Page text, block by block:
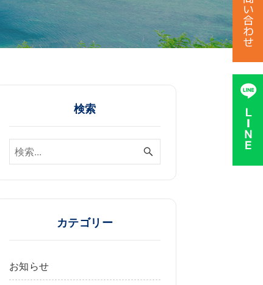
検索
カテゴリー
お知らせ